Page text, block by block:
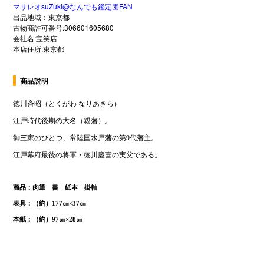
マサレオsuZuki@なんでも鑑定団FAN
出品地域：東京都
古物商許可番号:306601605680
会社名:宝笑店
本店住所:東京都
商品説明